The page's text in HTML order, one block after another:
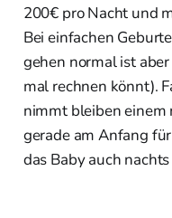
200€ pro Nacht und
Bei einfachen
gehen normal ist
mal rechnen könnt).
nimmt bleiben einem
gerade am Anfang
das Baby auch